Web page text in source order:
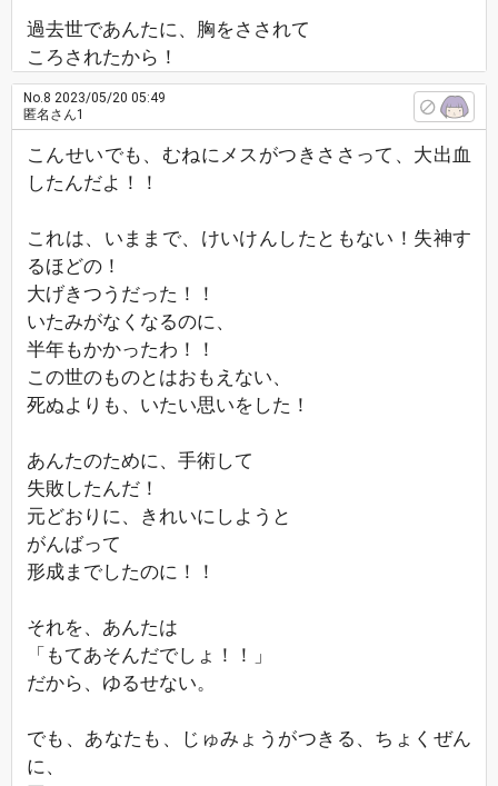
過去世であんたに、胸をさされて
ころされたから！
No.8 2023/05/20 05:49
匿名さん1
こんせいでも、むねにメスがつきささって、大出血
したんだよ！！
これは、いままで、けいけんしたともない！失神す
るほどの！
大げきつうだった！！
いたみがなくなるのに、
半年もかかったわ！！
この世のものとはおもえない、
死ぬよりも、いたい思いをした！
あんたのために、手術して
失敗したんだ！
元どおりに、きれいにしようと
がんばって
形成までしたのに！！
それを、あんたは
「もてあそんだでしょ！！」
だから、ゆるせない。
でも、あなたも、じゅみょうがつきる、ちょくぜん
に、